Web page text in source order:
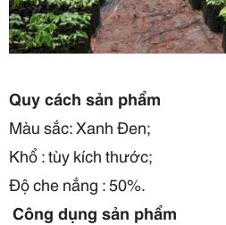
Quy cách sản phẩm
Màu sắc: Xanh Đen;
Khổ : tùy kích thước;
Độ che nắng : 50%.
Công dụng sản phẩm